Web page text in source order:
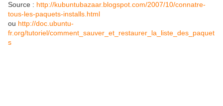
Source : http://kubuntubazaar.blogspot.com/2007/10/connatre-
tous-les-paquets-installs.html
ou http://doc.ubuntu-
fr.org/tutoriel/comment_sauver_et_restaurer_la_liste_des_paquet
s